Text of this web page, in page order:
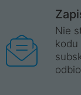
Nie
kodu